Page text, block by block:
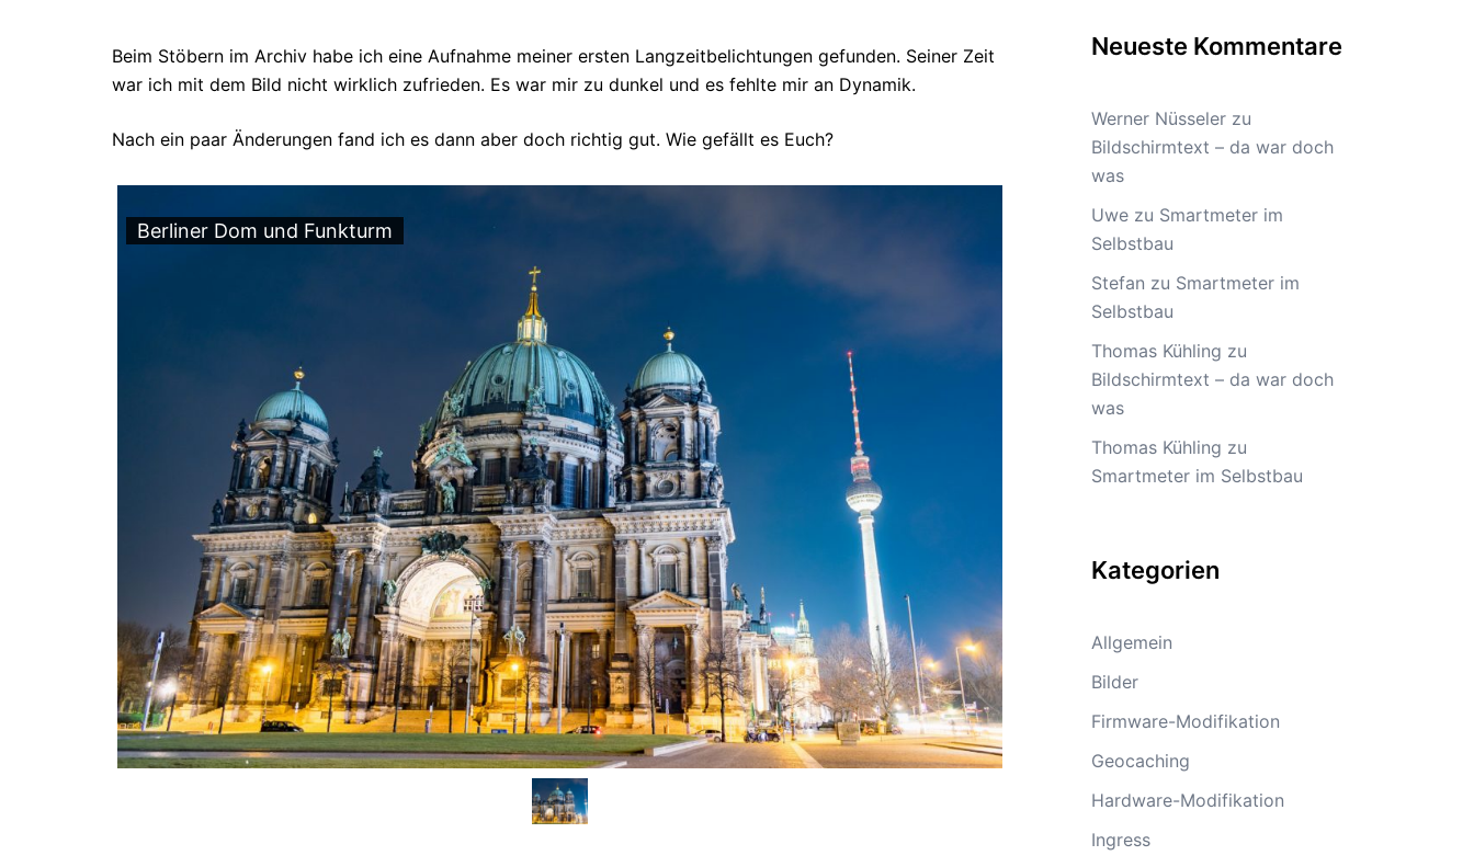
Beim Stöbern im Archiv habe ich eine Aufnahme meiner ersten Langzeitbelichtungen gefunden. Seiner Zeit
war ich mit dem Bild nicht wirklich zufrieden. Es war mir zu dunkel und es fehlte mir an Dynamik.
Nach ein paar Änderungen fand ich es dann aber doch richtig gut. Wie gefällt es Euch?
Berliner Dom und Funkturm
Neueste Kommentare
Werner Nüsselerzu
Bildschirmtext – da war doch
was
Uwezu Smartmeter im
Selbstbau
Stefan zu Smartmeter im
Selbstbau
Thomas Kühling zu
Bildschirmtext – da war doch
was
Thomas Kühling zu
Smartmeter im Selbstbau
Kategorien
Allgemein
Bilder
Firmware-Modifikation
Geocaching
Hardware-Modifikation
Ingress